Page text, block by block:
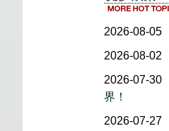
2026-08-05
2026-08-02
2026-07-30
界！
2026-07-27